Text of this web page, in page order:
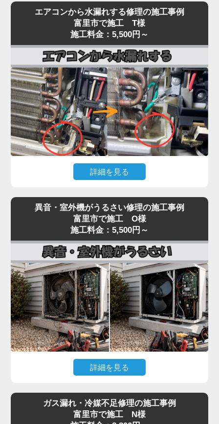
い、効きが弱いという症状は、当店でも特にご相談
が多いトラブルです。
原因は多岐にわたり、フィルター・熱交換器の目詰
まり、冷媒ガス不足、コンプレッサー異常、基板・
センサー故障、室外機の通気不良など、複数の要因
が絡んでいるケースもあります。
実際の現場では、長年メンテナンスを行っていない
機種で、フィン目詰まりや冷媒回路の不調、ファン
モーター・基板の劣化が重なり、本来の冷却性能の
半分以下しか発揮できていない状態も珍しくありま
せん。
「冷えが弱い」程度の軽微な症状を放置すると、コ
ンプレッサーが過負荷で焼き付くなど高額修理に発
ないトラブルに対して原因を切り分けながら点検
し、フィルター・冷媒・電気系統まで一貫して対
経験豊富なプロの技術者が、メーカーや型番を問わ
ず確実に診断し、最短即日で修理いたします。
冷暖房の効きが悪いと感じたら、お早めにご相談く
ださい。
エアコンから水漏れする修理の施工事例
富里市で施工 T様
施工料金：5,500円～
詳細を見る
いるといった「水漏れ」トラブルは、当店でも夏場
に集中するご相談です。
原因のほとんどは、ドレンホース（結露水を屋外に
排出する管）の詰まりです。長年使用しているとホ
ースの中にホコリ・カビ・虫が侵入し、水の流れを
妨げます。
水漏れはドレン詰まりが関係するケースも多い一方
で、詰まりの位置、本体の傾き、ドレンパンの劣
化、ホース接続部のパッキン硬化、排水経路のトラ
ップ部詰まりなど原因は複数あり、表面だけの対処
では再発することがあります。
水漏れを放置すると、壁紙のシミ・床材の腐食・階
下への漏水被害につながり、修繕費が高額になる可
全体を内視鏡で点検し、ドレンパンの状態確認・ホ
ースおよびパッキン交換・本体取り付け状態の調整
異音・室外機がうるさい修理の施工事例
富里市で施工 O様
施工料金：5,500円～
詳細を見る
振動・騒音が大きいといった症状は、ファンモータ
ーの劣化やファン羽根の歪み、コンプレッサーの異
ガス漏れ・冷媒不足修理の施工事例
富里市で施工 N様